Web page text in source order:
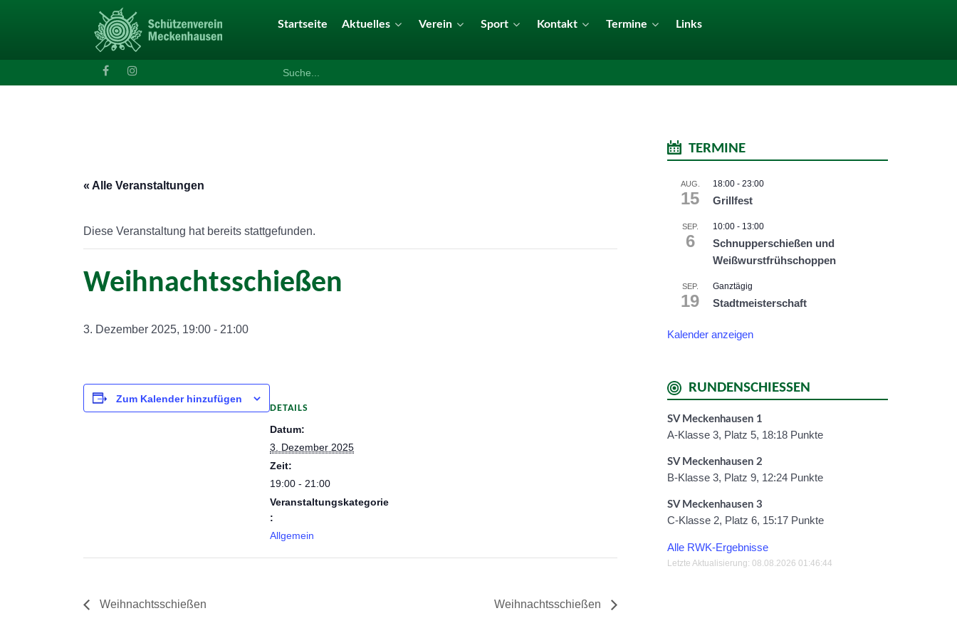
Startseite Aktuelles Verein Sport Kontakt Termine Links
for:
« Alle Veranstaltungen
Diese Veranstaltung hat bereits stattgefunden.
Weihnachtsschießen
3. Dezember 2025, 19:00 - 21:00
Zum Kalender hinzufügen
DETAILS
Datum:
3. Dezember 2025
Zeit:
19:00 - 21:00
Veranstaltungskategorie
:
Allgemein
Weihnachtsschießen Weihnachtsschießen
TERMINE
AUG.
15
18:00 - 23:00
Grillfest
SEP.
6
10:00 - 13:00
Schnupperschießen und
Weißwurstfrühschoppen
SEP.
19
Ganztägig
Stadtmeisterschaft
Kalender anzeigen
RUNDENSCHIESSEN
SV Meckenhausen 1
A-Klasse 3, Platz 5, 18:18 Punkte
SV Meckenhausen 2
B-Klasse 3, Platz 9, 12:24 Punkte
SV Meckenhausen 3
C-Klasse 2, Platz 6, 15:17 Punkte
Alle RWK-Ergebnisse
Letzte Aktualisierung: 08.08.2026 01:46:44